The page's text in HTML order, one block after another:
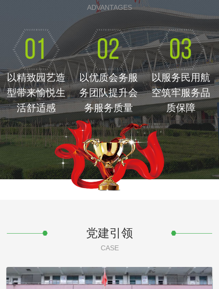
ADVANTAGES
以精致园艺造
型带来愉悦生
活舒适感
以优质会务服
务团队提升会
务服务质量
以服务民用航
空筑牢服务品
质保障
党建引领
CASE